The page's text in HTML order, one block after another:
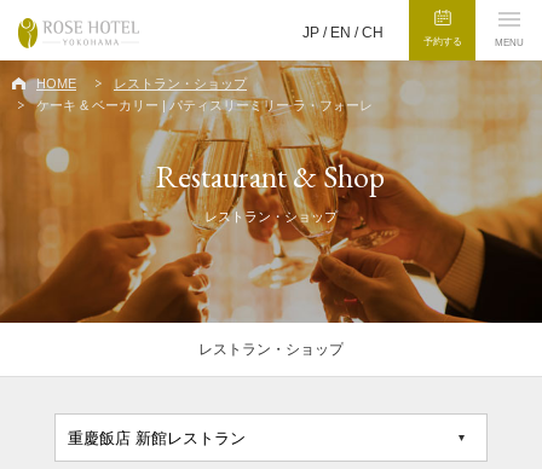
JP / EN /CH
予約する MENU
HOME
レストラン・ショップ
ケーキ & ベーカリー | パティスリーミリー ラ・フォーレ
Restaurant & Shop
レストラン・ショップ
レストラン・ショップ